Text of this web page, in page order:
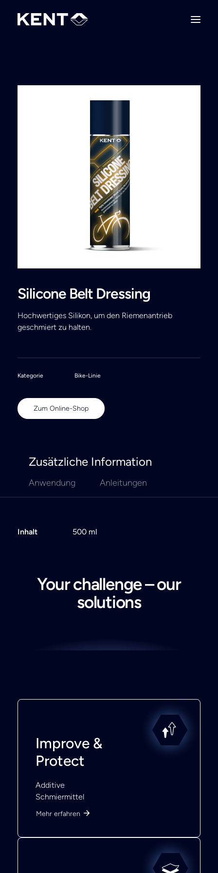
Silicone Belt Dressing
Hochwertiges Silikon, um den Riemenantrieb
geschmiert zu halten.
Kategorie Bike-Linie
Zum Online-Shop
Zusätzliche Information
Anwendung Anleitungen
Inhalt 500 ml
Your challenge – our
solutions
Improve &
Protect
Additive
Schmiermittel
Mehr erfahren